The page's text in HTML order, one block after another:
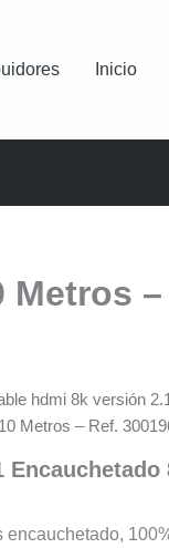
Inicio
hdmi 8k versión 2.1
Metros – Ref.
Encauchetado